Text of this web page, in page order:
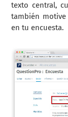
texto central,
también
en tu encuesta.